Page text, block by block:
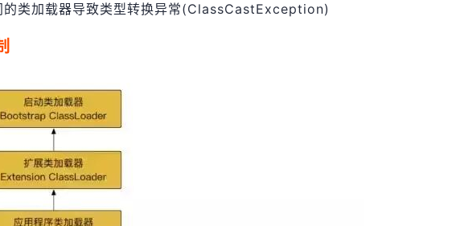
的类加载器导致类型转换异常(ClassCastException)